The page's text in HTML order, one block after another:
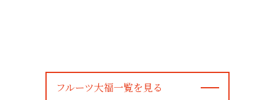
フルーツ大福一覧を見る